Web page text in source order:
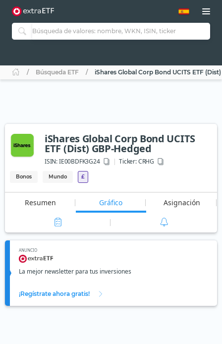
Búsqueda ETF iShares Global Corp Bond UCITS ETF
iShares Global Corp Bond UCITS
ETF (Dist) GBP-Hedged
ISIN:IE00BDFK3G24 Ticker:CRHG
Bonos Mundo £
Resumen Gráfico Asignación
ANUNCIO
La mejor newsletter para tus inversiones
¡Regístrate ahora gratis!